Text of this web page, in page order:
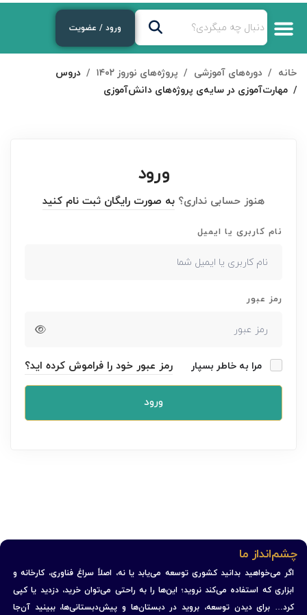
ورود / عضویت
خانه دوره‌های آموزشی پروژه‌های نوروز ۱۴۰۲
دروس
مهارت‌آموزی در سایه‌ی پروژه‌های دانش‌آموزی
ورود
هنوز حسابی نداری؟ به صورت رایگان ثبت نام کنید
نام کاربری یا ایمیل
رمز عبور
مرا به خاطر بسپار رمز عبور خود را فراموش کرده اید؟
ورود
چشم‌انداز ما
اگر می‌خواهید بدانید کشوری توسعه می‌یابد یا نه، اصلاً سراغ فناوری، کارخانه و
ابزاری که استفاده می‌کند نروید؛ این‌ها را به راحتی می‌توان خرید، دزدید یا کپی
کرد… برای دیدن توسعه، بروید در دبستان‌ها و پیش‌دبستانی‌ها، ببینید آن‌جا